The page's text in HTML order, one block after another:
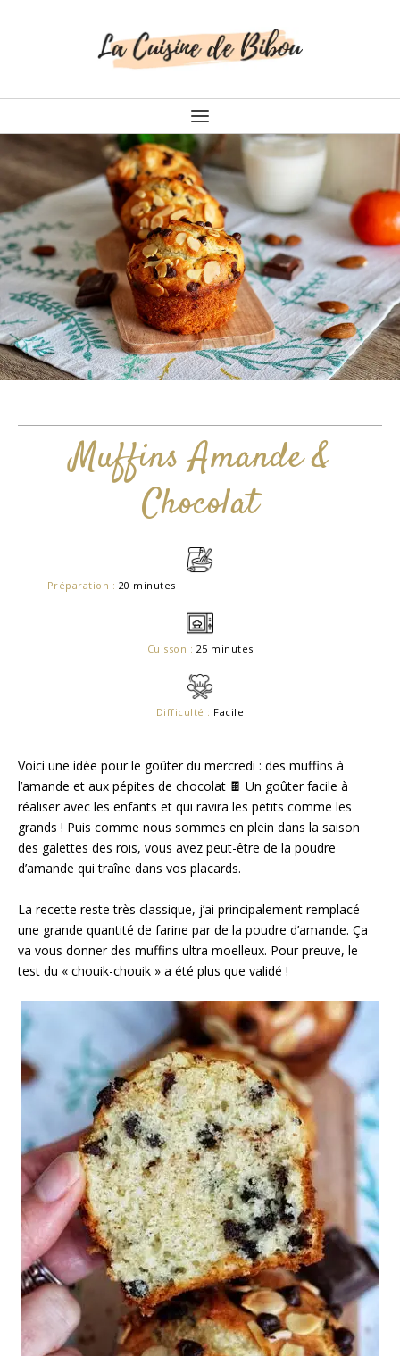
Muffins Amande &
Chocolat
Préparation : 20 minutes
Cuisson : 25 minutes
Difficulté : Facile
Voici une idée pour le goûter du mercredi : des muffins à
l’amande et aux pépites de chocolat 🍫 Un goûter facile à
réaliser avec les enfants et qui ravira les petits comme les
grands !⁣ Puis comme nous sommes en plein dans la saison
des galettes des rois, vous avez peut-être de la poudre
d’amande qui traîne dans vos placards.
La recette reste très classique, j’ai principalement remplacé
une grande quantité de farine par de la poudre d’amande. Ça
va vous donner des muffins ultra moelleux. Pour preuve, le
test du « chouik-chouik » a été plus que validé !